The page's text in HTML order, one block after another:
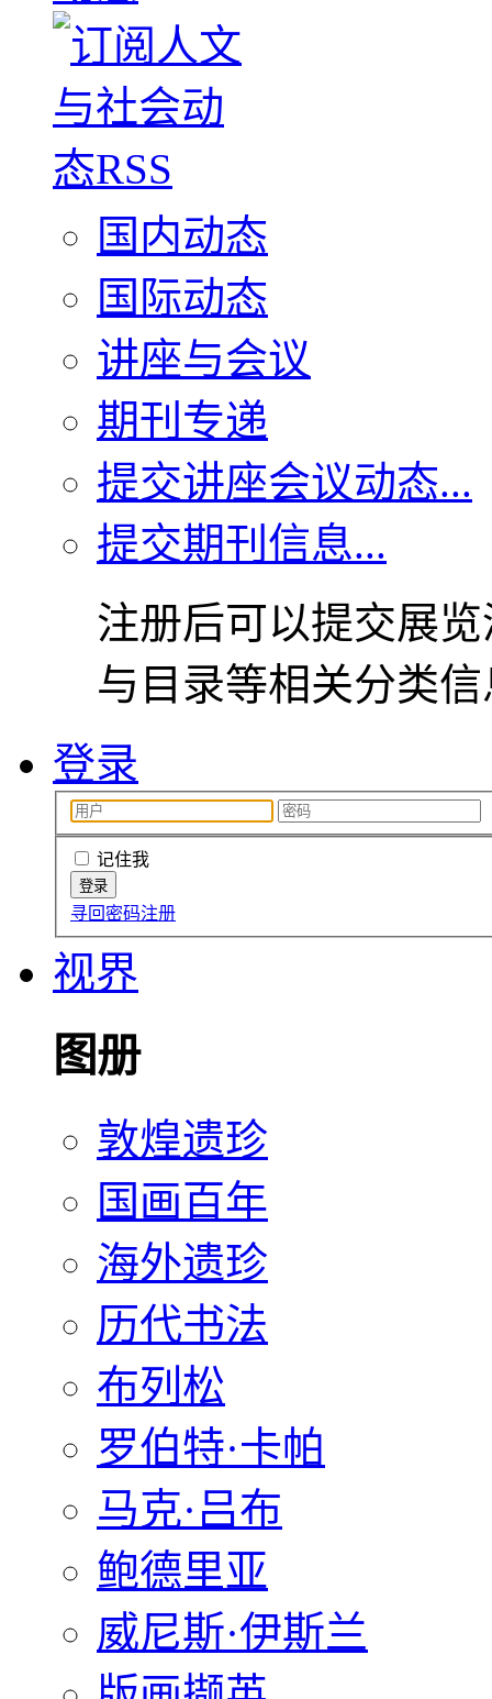
国内动态
国际动态
讲座与会议
期刊专递
提交讲座会议动态...
提交期刊信息...
注册后可以提交展
与目录等相关分类
登录
记住我
寻回密码注册
视界
图册
敦煌遗珍
国画百年
海外遗珍
历代书法
布列松
罗伯特·卡帕
马克·吕布
鲍德里亚
威尼斯·伊斯兰